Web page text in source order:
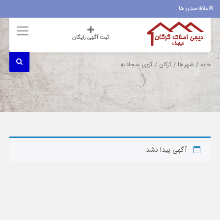
علاقه‌مندی ها
ثبت آگهی رایگان
خانه/ شهرها /گرگان / کوی سجادیه
آگهی پیدا نشد